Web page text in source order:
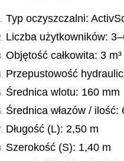
Typ oczyszczalni:
Liczba użytkowników:
Objętość całkowita: 3 m³
Przepustowość
Średnica wlotu: 160 mm
Średnica włazów / ilość:
Długość (L): 2,50 m
Szerokość (S): 1,40 m